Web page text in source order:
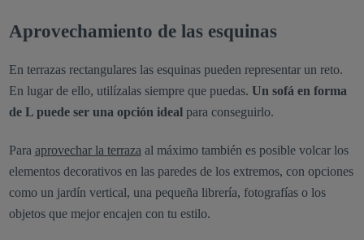
Aprovechamiento de las esquinas
En terrazas rectangulares las esquinas pueden representar un reto.
En lugar de ello, utilízalas siempre que puedas. Un sofá en forma
de L puede ser una opción idealpara conseguirlo.
Para aprovechar la terraza al máximo también es posible volcar los
elementos decorativos en las paredes de los extremos, con opciones
como un jardín vertical, una pequeña librería, fotografías o los
objetos que mejor encajen con tu estilo.